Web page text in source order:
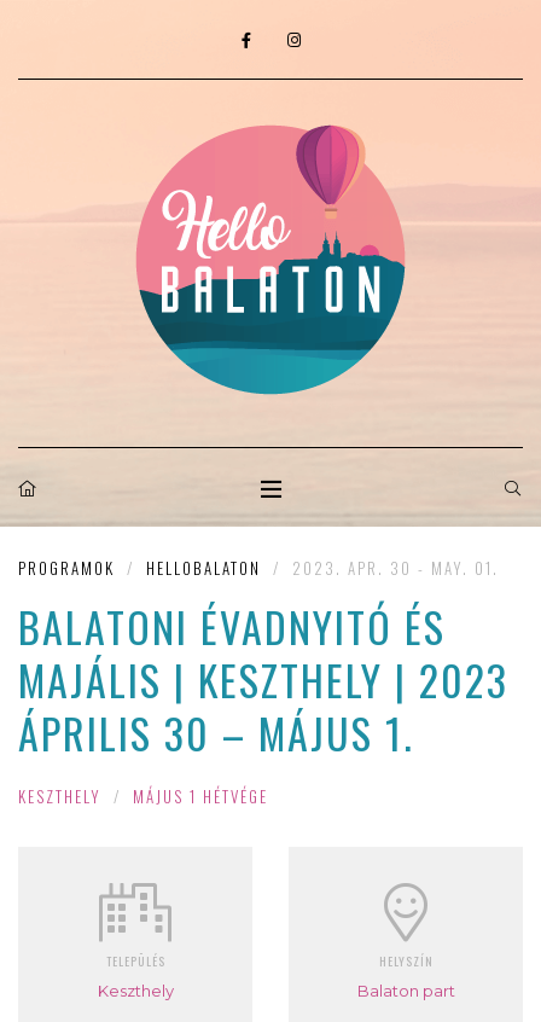
PROGRAMOK / HELLOBALATON / 2023. APR. 30 - MAY. 01.
BALATONI ÉVADNYITÓ ÉS
MAJÁLIS | KESZTHELY | 2023
ÁPRILIS 30 – MÁJUS 1.
KESZTHELY / MÁJUS 1 HÉTVÉGE
TELEPÜLÉS
Keszthely
HELYSZÍN
Balaton part